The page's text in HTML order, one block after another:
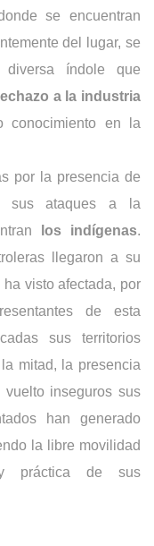
se encuentran
del lugar, se
diversa índole que
a la industria
conocimiento en la
por la presencia de
ataques a la
los indígenas.
llegaron a su
visto afectada, por
de esta
sus territorios
mitad, la presencia
inseguros sus
han generado
la libre movilidad
y práctica de sus